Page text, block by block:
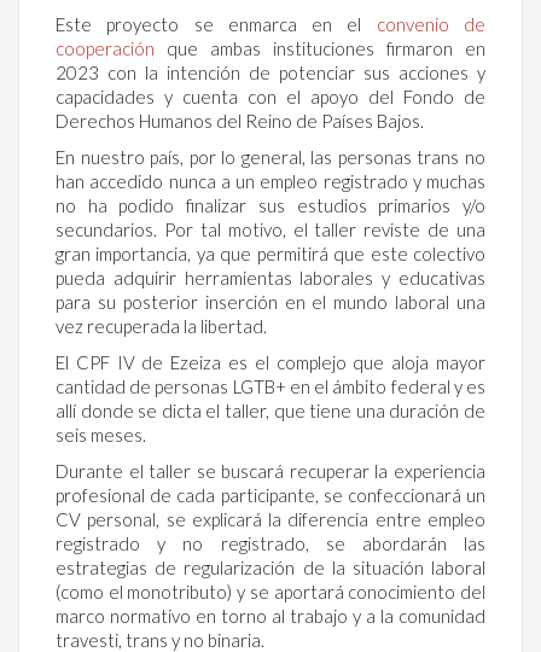
Este proyecto se enmarca en el convenio de
cooperación que ambas instituciones firmaron en
2023 con la intención de potenciar sus acciones y
capacidades y cuenta con el apoyo del Fondo de
Derechos Humanos del Reino de Países Bajos.
En nuestro país, por lo general, las personas trans no
han accedido nunca a un empleo registrado y muchas
no ha podido finalizar sus estudios primarios y/o
secundarios. Por tal motivo, el taller reviste de una
gran importancia, ya que permitirá que este colectivo
pueda adquirir herramientas laborales y educativas
para su posterior inserción en el mundo laboral una
vez recuperada la libertad.
El CPF IV de Ezeiza es el complejo que aloja mayor
cantidad de personas LGTB+ en el ámbito federal y es
allí donde se dicta el taller, que tiene una duración de
seis meses.
Durante el taller se buscará recuperar la experiencia
profesional de cada participante, se confeccionará un
CV personal, se explicará la diferencia entre empleo
registrado y no registrado, se abordarán las
estrategias de regularización de la situación laboral
(como el monotributo) y se aportará conocimiento del
marco normativo en torno al trabajo y a la comunidad
travesti, trans y no binaria.